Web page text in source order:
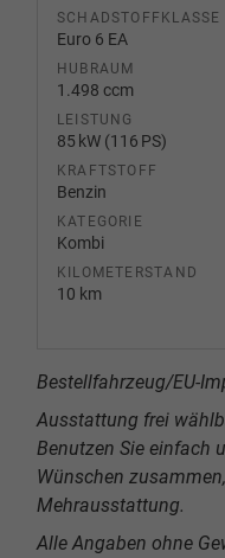
SCHADSTOFFKLASSE
Euro 6 EA
HUBRAUM
1.498 ccm
LEISTUNG
85 kW (116 PS)
KRAFTSTOFF
Benzin
KATEGORIE
Kombi
KILOMETERSTAND
10 km
Bestellfahrzeug/EU-
Ausstattung frei
Benutzen Sie einfach
Wünschen
Mehrausstattung.
Alle Angaben ohne